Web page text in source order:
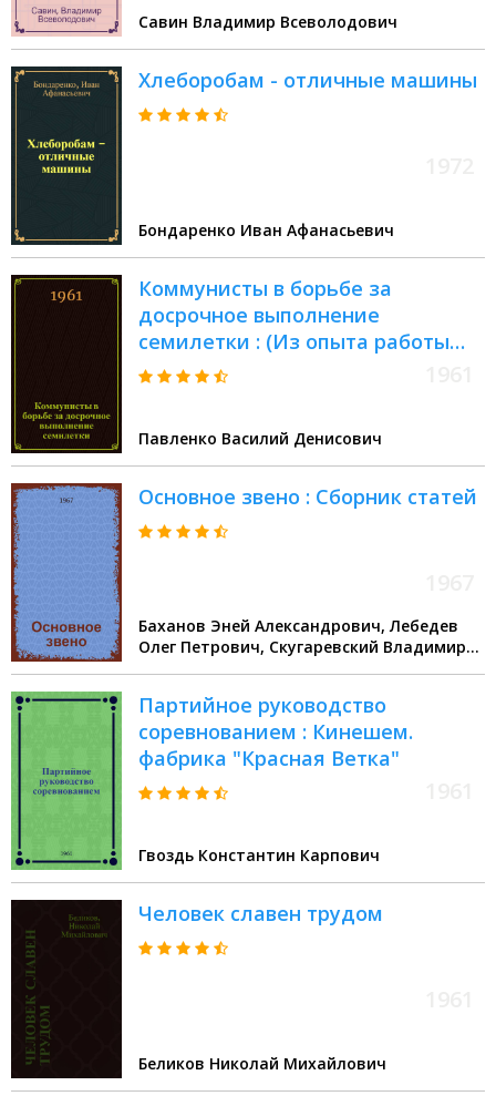
Савин Владимир Всеволодович
Хлеборобам - отличные машины
Бондаренко Иван Афанасьевич
Коммунисты в борьбе за
досрочное выполнение
семилетки : (Из опыта работы
парт. организации Грозн. хим.
Павленко Василий Денисович
Основное звено : Сборник статей
Баханов Эней Александрович, Лебедев
Олег Петрович, Скугаревский Владимир
Партийное руководство
соревнованием : Кинешем.
фабрика "Красная Ветка"
Гвоздь Константин Карпович
Человек славен трудом
Беликов Николай Михайлович